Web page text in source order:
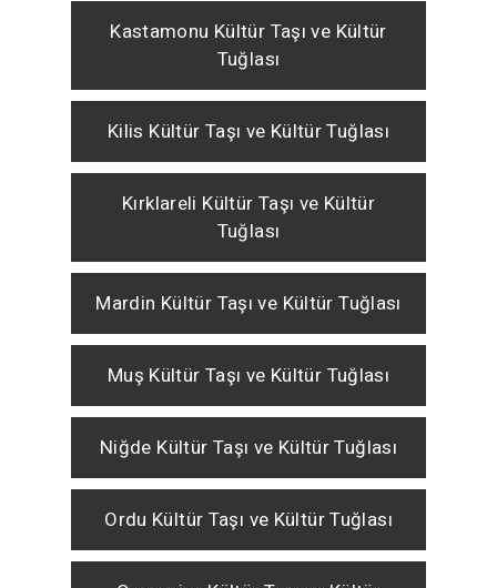
Kastamonu Kültür Taşı ve Kültür
Tuğlası
Kilis Kültür Taşı ve Kültür Tuğlası
Kırklareli Kültür Taşı ve Kültür
Tuğlası
Mardin Kültür Taşı ve Kültür Tuğlası
Muş Kültür Taşı ve Kültür Tuğlası
Niğde Kültür Taşı ve Kültür Tuğlası
Ordu Kültür Taşı ve Kültür Tuğlası